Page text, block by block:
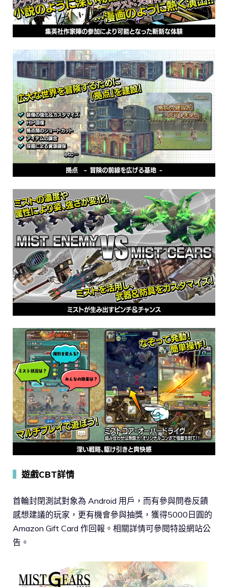
遊戲CBT詳情
首輪封閉測試對象為 Android 用戶，而有參與問卷反饋
感想建議的玩家，更有機會參與抽獎，獲得5000日圓的
Amazon Gift Card 作回報。相關詳情可參閱特設網站公
告。